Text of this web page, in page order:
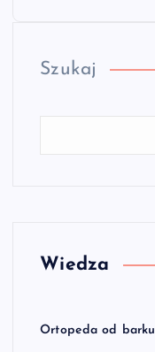
Szukaj
Wiedza
Ortopeda od barku